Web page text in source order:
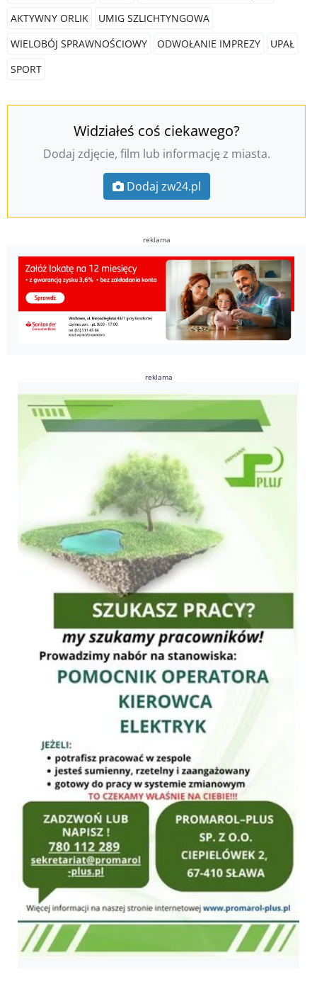
AKTYWNY ORLIK
UMIG SZLICHTYNGOWA
WIELOBÓJ SPRAWNOŚCIOWY
ODWOŁANIE IMPREZY
UPAŁ
SPORT
Widziałeś coś ciekawego?
Dodaj zdjęcie, film lub informację z miasta.
Dodaj zw24.pl
reklama
reklama